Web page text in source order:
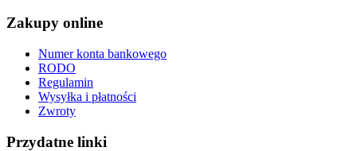
Zakupy online
Numer konta bankowego
RODO
Regulamin
Wysyłka i płatności
Zwroty
Przydatne linki